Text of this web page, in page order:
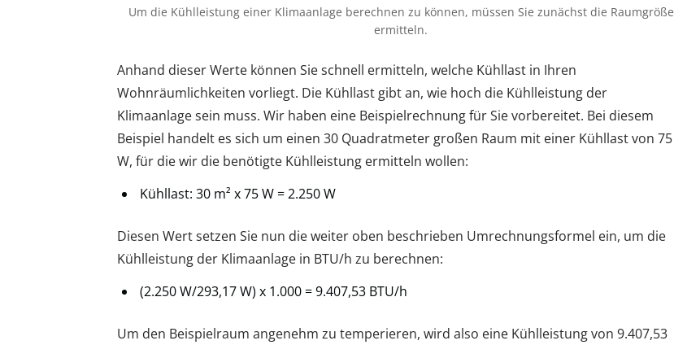
Um die Kühlleistung einer Klimaanlage berechnen zu können, müssen Sie zunächst die Raumgröße
ermitteln.
Anhand dieser Werte können Sie schnell ermitteln, welche Kühllast in Ihren
Wohnräumlichkeiten vorliegt. Die Kühllast gibt an, wie hoch die Kühlleistung der
Klimaanlage sein muss. Wir haben eine Beispielrechnung für Sie vorbereitet. Bei diesem
Beispiel handelt es sich um einen 30 Quadratmeter großen Raum mit einer Kühllast von 75
W, für die wir die benötigte Kühlleistung ermitteln wollen:
Kühllast: 30 m² x 75 W = 2.250 W
Diesen Wert setzen Sie nun die weiter oben beschrieben Umrechnungsformel ein, um die
Kühlleistung der Klimaanlage in BTU/h zu berechnen:
(2.250 W/293,17 W) x 1.000 = 9.407,53 BTU/h
Um den Beispielraum angenehm zu temperieren, wird also eine Kühlleistung von 9.407,53